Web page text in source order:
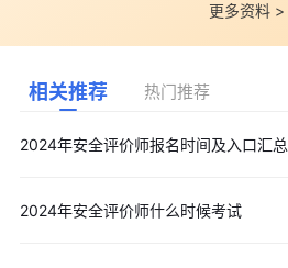
更多资料 >
相关推荐 热门推荐
2024年安全评价师报名时间及入口汇总
2024年安全评价师什么时候考试